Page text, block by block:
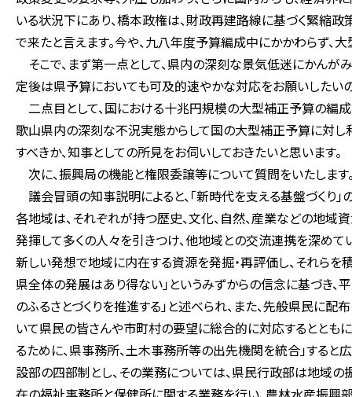
いる状況下にあり、橋本政権は、財政再建路線に基づく緊縮
で来たと言えます。今や、九八年度予算編成中にかかわらず
そこで、まず第一点として、県内の深刻な景気低迷にかん
定後は県予算においても可及的速やかな対応をお願いしたい
二点目として、国における十兆円規模の大型補正予算の編
歌山県内の深刻な不況実態からして国の大型補正予算に対
すべきか、知事としての所見をお伺いしておきたいと思います。
次に、振興局の機能と権限委譲等について質問をいたします
議会冒頭の知事説明によると、「新時代を支える基盤づくり
各地域は、それぞれが持つ歴史、文化、自然、産業などの地域
発揮して多くの人々を引きつけ、他地域との交流連携を深めて
新しい発想で地域に内在する資源を発掘・再評価し、それら
県全体の発展はあり得ない」というみずからの信念に基づき
のふるさとづくりを推進する」と述べられ、また、先般県民に
いて県民の皆さんや市町村の要望に総合的に対応するととも
るために、県事務所、土木事務所等の出先機関を統合」すると
設部の四部制とし、その業務については、県民行政部は地域